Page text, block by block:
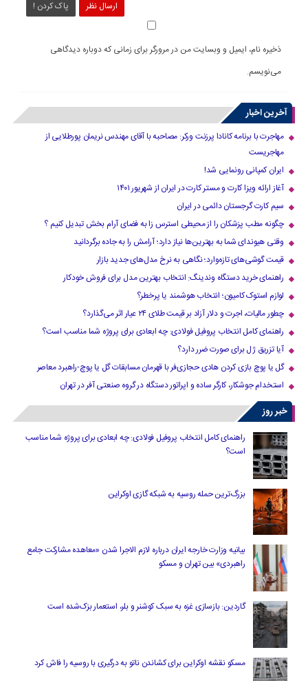
ارسال نظر پاک کردن !
ذخیره نام، ایمیل و وبسایت من در مرورگر برای زمانی که دوباره دیدگاهی
می‌نویسم.
آخرین اخبار
مهاجرت با برنامه کانادا پرزنت ورکر: مصاحبه با آقای مهندس نریمان پورطلایی از
مهاجریست
ایران کمپانی رونمایی شد!
آغاز ارائه ویزا کارت و مستر کارت در ایران از شهریور ۱۴۰۱
سیم کارت گرجستان دائمی در ایران
چگونه مطب پزشکان را از محیطی استرس زا به فضای آرام بخش تبدیل کنیم ؟
وقتی هیوندای شما به بهترین‌ها نیاز دارد؛ آرامش را به جاده برگردانید
قیمت گوشی‌های تازه‌وارد؛ نگاهی به نرخ مدل‌های جدید بازار
راهنمای خرید دستگاه وندینگ: انتخاب بهترین مدل برای فروش خودکار
لوازم استوک کامیون؛ انتخاب هوشمند یا پرخطر؟
چطور مالیات، اجرت و دلار آزاد بر قیمت طلای ۲۴ عیار اثر می‌گذارد؟
راهنمای کامل انتخاب پروفیل فولادی: چه ابعادی برای پروژه شما مناسب است؟
آیا تزریق ژل برای صورت ضرر دارد​؟
گل یا پوچ بازی کردن هادی حجازی‌فر با قهرمان مسابقات گل یا پوچ-راهبرد معاصر
استخدام جوشکار، کارگر ساده و اپراتور دستگاه در گروه صنعتی آفر در تهران
خبر روز
راهنمای کامل انتخاب پروفیل فولادی: چه ابعادی برای پروژه شما مناسب
است؟
بزرگ‌ترین حمله روسیه به شبکه گازی اوکراین
بیانیه وزارت خارجه ایران درباره لازم‌ الاجرا شدن «معاهده مشارکت جامع
راهبردی» بین تهران و مسکو
گاردین: بازسازی غزه به سبک کوشنر و بلر، استعمار بزک‌شده است
مسکو نقشه اوکراین برای کشاندن ناتو به درگیری با روسیه را فاش کرد